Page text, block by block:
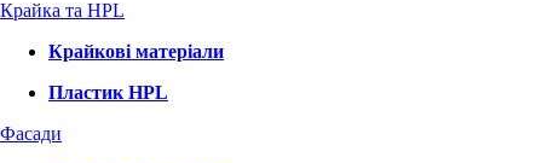
Крайка та HPL
Крайкові матеріали
Пластик HPL
Фасади